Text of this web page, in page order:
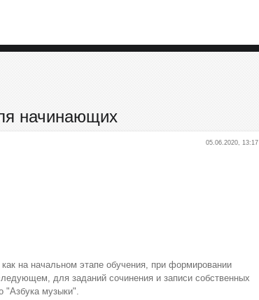
начинающих
05.06.2020, 13:17
на начальном этапе обучения, при формировании
для заданий сочинения и записи собственных
"Азбука музыки".